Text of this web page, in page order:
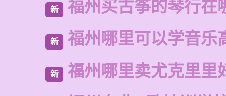
新 福州买古筝的琴行在
新 福州哪里可以学音乐
新 福州哪里卖尤克里里